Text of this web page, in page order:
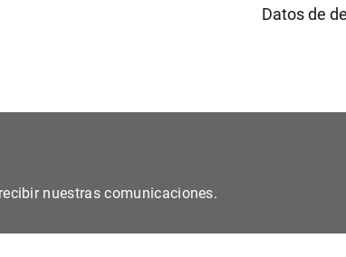
Datos de
nuestras comunicaciones.